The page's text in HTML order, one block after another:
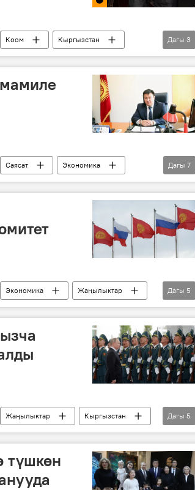
Коом
Кыргызстан
Дагы 3
Саясат
Экономика
Данияр Сыдыков
алака
Дагы 7
Экономика
Жаңылыктар
Россия
Дагы 5
Жаңылыктар
Кыргызстан
сапар саламдашуу
Дагы 5
түшкөн